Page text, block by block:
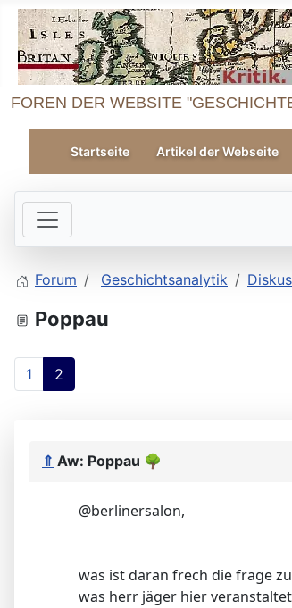
FOREN DER WEBSITE
Startseite Artikel der Webseite
Forum Geschichtsanalytik
Poppau
1 2
⇑ Aw: Poppau 🌳
@berlinersalon,
was ist daran frech die frage
was herr jäger hier veranstaltet